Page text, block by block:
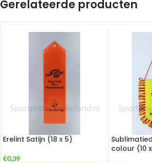
Gerelateerde producten
Erelint Satijn (18 x 5)
€0,39
colour (10